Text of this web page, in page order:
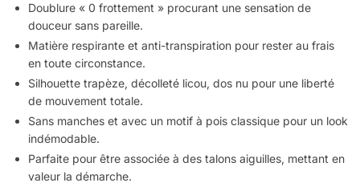
Doublure « 0 frottement » procurant une sensation de
douceur sans pareille.
Matière respirante et anti-transpiration pour rester au frais
en toute circonstance.
Silhouette trapèze, décolleté licou, dos nu pour une liberté
de mouvement totale.
Sans manches et avec un motif à pois classique pour un look
indémodable.
Parfaite pour être associée à des talons aiguilles, mettant en
valeur la démarche.